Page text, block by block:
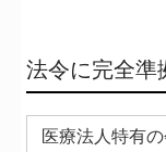
法令に完全準
医療法人特有